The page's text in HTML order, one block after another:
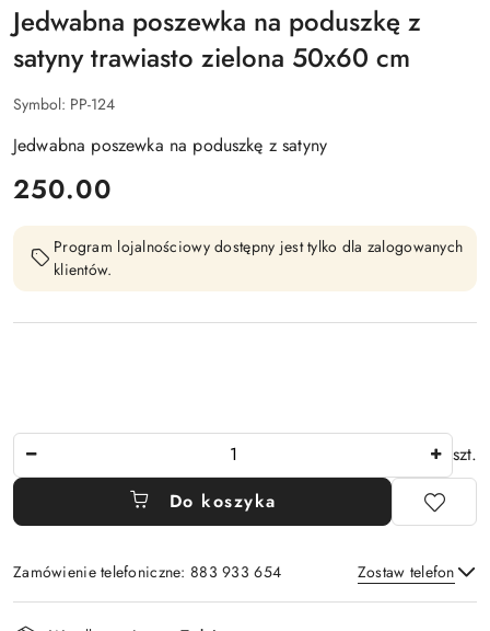
Jedwabna poszewka na poduszkę z
satyny trawiasto zielona 50x60 cm
Symbol: PP-124
Jedwabna poszewka na poduszkę z satyny
cena:
250.00
Program lojalnościowy dostępny jest tylko dla zalogowanych
klientów.
szt.
Do koszyka
Zamówienie telefoniczne: 883 933 654 Zostaw telefon
Dostępność